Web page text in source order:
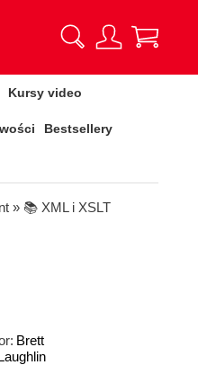
Kursy video
Bestsellery
» 📚 XML i XSLT
Brett